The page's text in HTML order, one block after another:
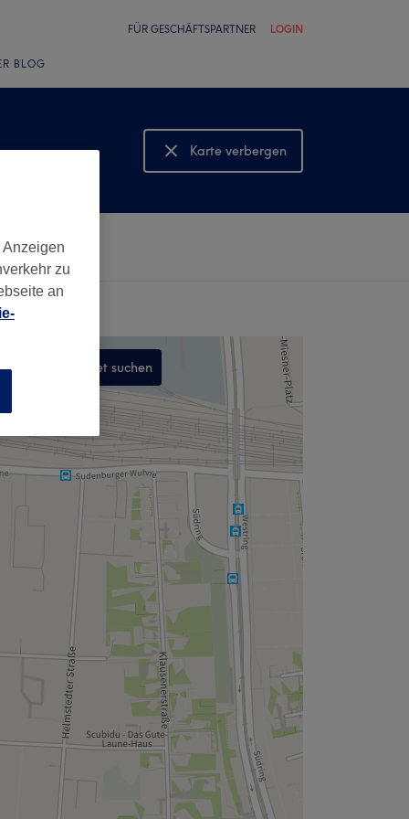
FÜR GESCHÄFTSPARTNER LOGIN
BLOG
Karte verbergen
Karte anzeigen
In diesem Gebiet suchen
zu
an